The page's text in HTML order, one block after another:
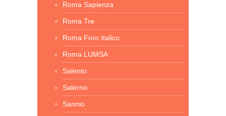
Roma Sapienza
Roma Tre
Roma Foro Italico
Roma LUMSA
Salento
Salerno
Sannio